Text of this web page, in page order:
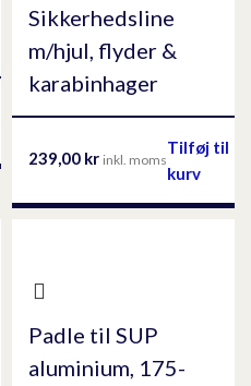
Sikkerhedsline
m/hjul, flyder &
karabinhager
239,00 kr inkl. moms
Tilføj til
kurv
Padle til SUP
aluminium, 175-